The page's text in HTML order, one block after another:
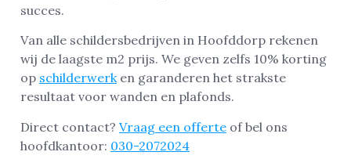
succes.
Van alle schildersbedrijven in Hoofddorp rekenen
wij de laagste m2 prijs. We geven zelfs 10% korting
op schilderwerken garanderen het strakste
resultaat voor wanden en plafonds.
Direct contact? Vraag een offerte of bel ons
hoofdkantoor: 030-2072024